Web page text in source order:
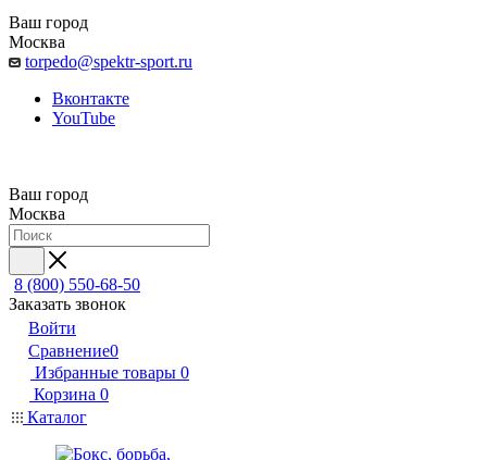
Ваш город
Москва
torpedo@spektr-sport.ru
Вконтакте
YouTube
Ваш город
Москва
8 (800) 550-68-50
Заказать звонок
Войти
Сравнение0
Избранные товары 0
Корзина 0
Каталог